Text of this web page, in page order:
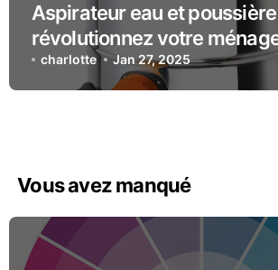
Aspirateur eau et poussière
révolutionnez votre
du temps !
charlotte Jan 27, 2025
Vous avez manqué